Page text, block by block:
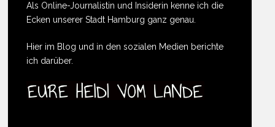
Als Online-Journalistin und Insiderin kenne ich die
Ecken unserer Stadt Hamburg ganz genau.
Hier im Blog und in den sozialen Medien berichte
ich darüber.